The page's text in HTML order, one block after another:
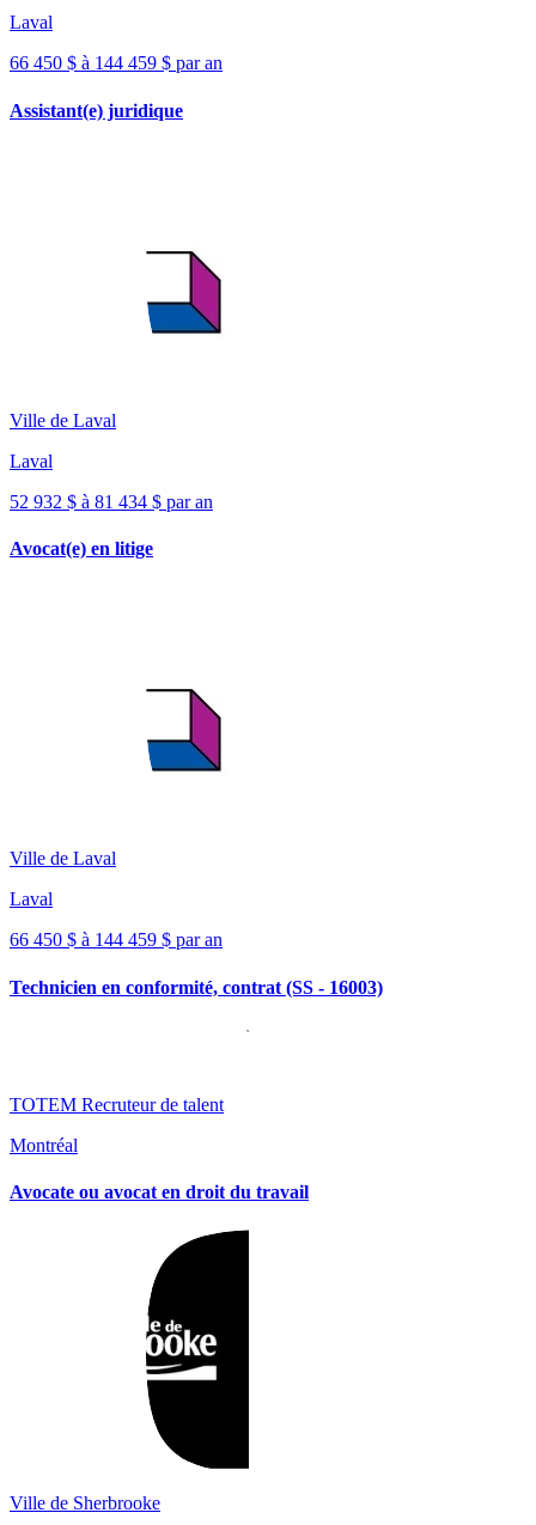
Laval
66 450 $ à 144 459 $ par an
Assistant(e) juridique
Ville de Laval
Laval
52 932 $ à 81 434 $ par an
Avocat(e) en litige
Ville de Laval
Laval
66 450 $ à 144 459 $ par an
Technicien en conformité, contrat (SS - 16003)
TOTEM Recruteur de talent
Montréal
Avocate ou avocat en droit du travail
Ville de Sherbrooke